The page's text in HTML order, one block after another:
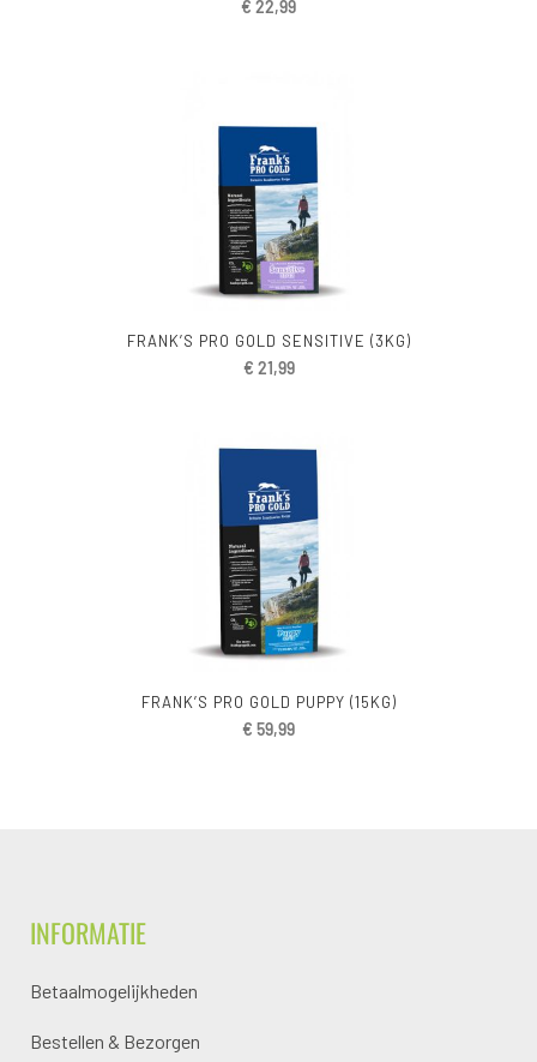
€ 22,99
FRANK’S PRO GOLD SENSITIVE (3KG)
€ 21,99
FRANK’S PRO GOLD PUPPY (15KG)
€ 59,99
INFORMATIE
Betaalmogelijkheden
Bestellen & Bezorgen